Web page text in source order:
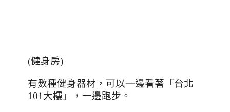
(健身房)
有數種健身器材，可以一邊看著「台北
101 大樓」，一邊跑步。